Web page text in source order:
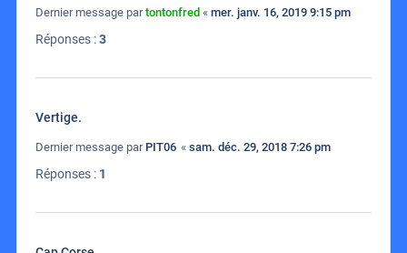
Dernier message partontonfred « mer. janv. 16, 2019 9:15 pm
Réponses :3
Vertige.
Dernier message par PIT06 « sam. déc. 29, 2018 7:26 pm
Réponses : 1